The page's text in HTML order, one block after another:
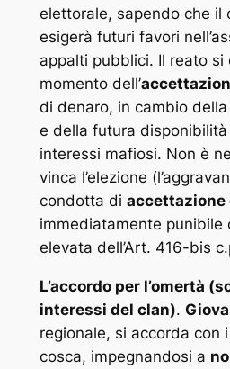
elettorale, sapendo che il
esigerà futuri favori
appalti pubblici. Il reato si
momento dell’
di denaro, in cambio
e della futura
interessi mafiosi. Non è
vinca l’elezione
condotta di accettazione
immediatamente punibile
elevata dell’Art. 416-bis
L’accordo per l’omertà
interessi del clan).
regionale, si accorda con
cosca, impegnandosi a